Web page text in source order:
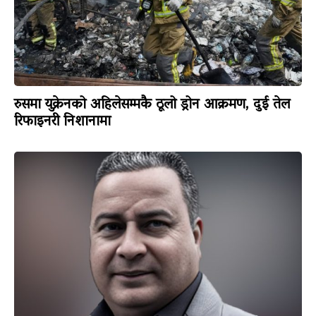
रुसमा युक्रेनको अहिलेसम्मकै ठूलो ड्रोन आक्रमण, दुई तेल
रिफाइनरी निशानामा